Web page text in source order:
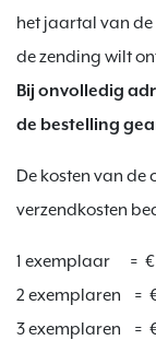
het jaartal van de
de zending wilt
Bij onvolledig
de bestelling
De kosten van
verzendkosten
1 exemplaar = €
2 exemplaren =
3 exemplaren =